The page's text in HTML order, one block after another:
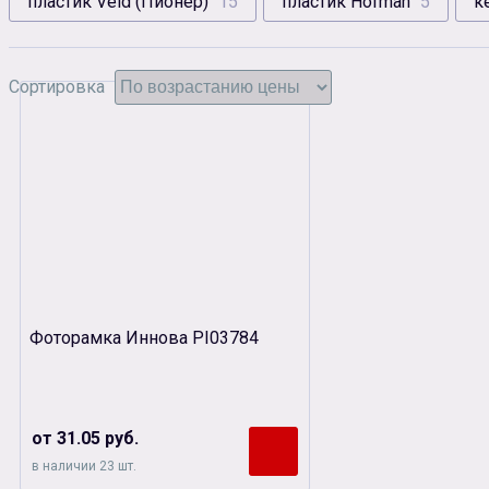
Сортировка
Фоторамка Иннова PI03784
от 31.05 руб.
в наличии 23 шт.